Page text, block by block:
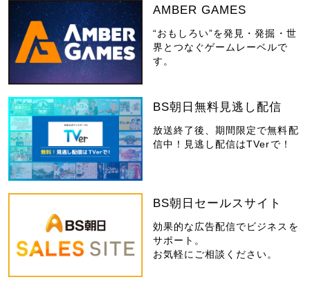
AMBER GAMES
“おもしろい”を発見・発掘・世
界とつなぐゲームレーベルで
す。
BS朝日無料見逃し配信
放送終了後、期間限定で無料配
信中！見逃し配信はTVerで！
BS朝日セールスサイト
効果的な広告配信でビジネスを
サポート。
お気軽にご相談ください。